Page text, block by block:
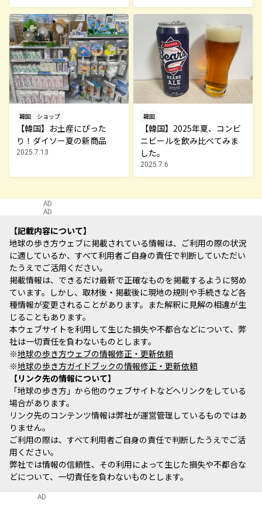
韓国 ショップ
【韓国】お土産にぴった
り！ダイソー夏の新商品
2025.7.13
韓国
【韓国】2025年夏、コンビ
ニビールを飲み比べてみま
した。
2025.7.6
AD
AD
記載内容について
地球の歩き方ウェブに掲載されている情報は、ご利用の際の状況
に適しているか、すべて利用者ご自身の責任で判断していただい
たうえでご活用ください。
掲載情報は、できるだけ最新で正確なものを掲載するように努め
ています。しかし、取材後・掲載後に現地の規則や手続きなど各
種情報が変更されることがあります。また解釈に見解の相違が生
じることもあります。
本ウェブサイトを利用して生じた損失や不都合などについて、弊
社は一切責任を負わないものとします。
※地球の歩き方ウェブの情報修正・更新依頼
※地球の歩き方ガイドブックの情報修正・更新依頼
リンク先の情報について
「地球の歩き方」から他のウェブサイトなどへリンクをしている
場合があります。
リンク先のコンテンツ情報は弊社が運営管理しているものではあ
りません。
ご利用の際は、すべて利用者ご自身の責任で判断したうえでご活
用ください。
弊社では情報の信頼性、その利用によって生じた損失や不都合な
どについて、一切責任を負わないものとします。
AD